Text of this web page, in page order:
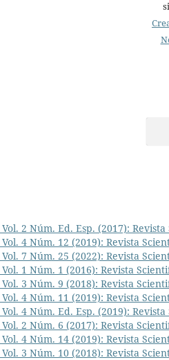
2 Núm. Ed. Esp. (2017):
4 Núm. 12 (2019): Revista
7 Núm. 25 (2022): Revista
1 Núm. 1 (2016): Revista
3 Núm. 9 (2018): Revista
4 Núm. 11 (2019): Revista
4 Núm. Ed. Esp. (2019):
2 Núm. 6 (2017): Revista
4 Núm. 14 (2019): Revista
3 Núm. 10 (2018): Revista